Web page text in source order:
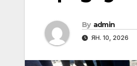
By admin
ЯН. 10, 2026